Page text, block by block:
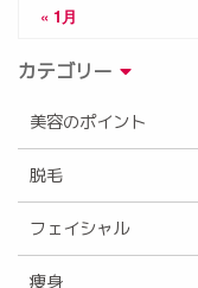
« 1月
カテゴリー
美容のポイント
脱毛
フェイシャル
痩身